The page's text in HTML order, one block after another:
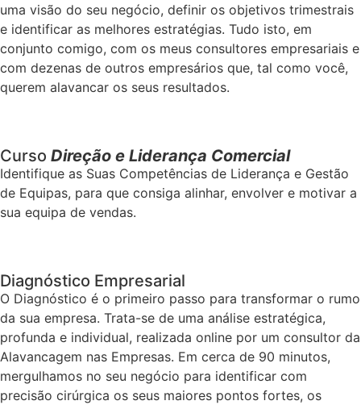
uma visão do seu negócio, definir os objetivos trimestrais
e identificar as melhores estratégias. Tudo isto, em
conjunto comigo, com os meus consultores empresariais e
com dezenas de outros empresários que, tal como você,
querem alavancar os seus resultados.
Curso Direção e Liderança Comercial
Identifique as Suas Competências de Liderança e Gestão
de Equipas, para que consiga alinhar, envolver e motivar a
sua equipa de vendas.
Diagnóstico Empresarial
O Diagnóstico é o primeiro passo para transformar o rumo
da sua empresa. Trata-se de uma análise estratégica,
profunda e individual, realizada online por um consultor da
Alavancagem nas Empresas. Em cerca de 90 minutos,
mergulhamos no seu negócio para identificar com
precisão cirúrgica os seus maiores pontos fortes, os